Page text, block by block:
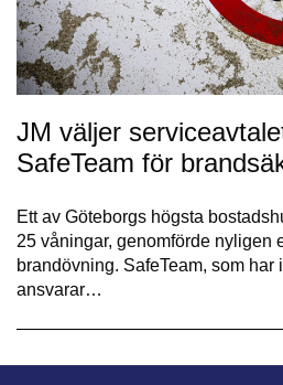
JM väljer
SafeTeam för
Ett av Göteborgs högsta
25 våningar, genomförde nyligen
brandövning. SafeTeam, som har
ansvarar…